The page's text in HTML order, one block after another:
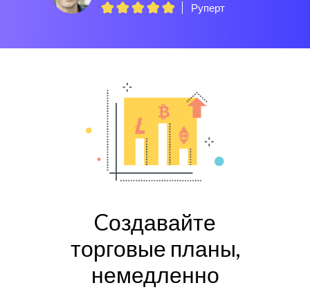
Руперт
Cоздавайте
торговые планы,
немедленно